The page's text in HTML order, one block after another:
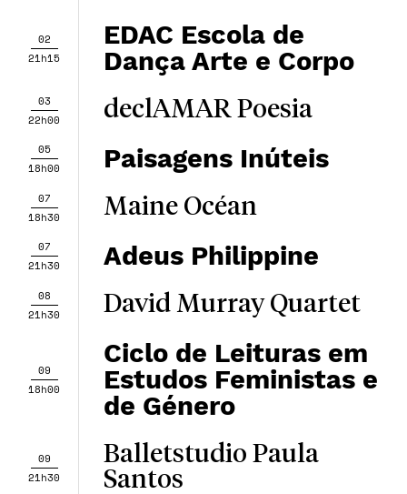
02
21h15
EDAC Escola de
Dança Arte e Corpo
03
22h00
declAMAR Poesia
05
18h00
Paisagens Inúteis
07
18h30
Maine Océan
07
21h30
Adeus Philippine
08
21h30
David Murray Quartet
09
18h00
Ciclo de Leituras em
Estudos Feministas e
de Género
09
21h30
Balletstudio Paula
Santos